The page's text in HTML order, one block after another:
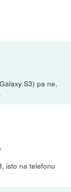
S3) pa ne,
isto na telefonu